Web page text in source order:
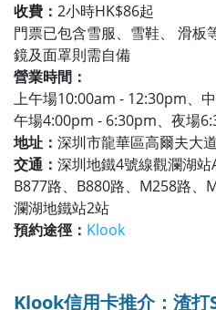
收費： 2小時HK$86起
門票已包含雪服、雪鞋、 滑板
鏡及面罩則需自備
營業時間：
上午場10:00am - 12:30pm、
午場4:00pm - 6:30pm、夜場
地址： 深圳市龍華區高爾夫大
交通： 深圳地鐵4號線觀瀾湖站
B877路、B880路、M258路、
瀾湖地鐵站2站
預約途徑： Klook
Klook信用卡推介：渣